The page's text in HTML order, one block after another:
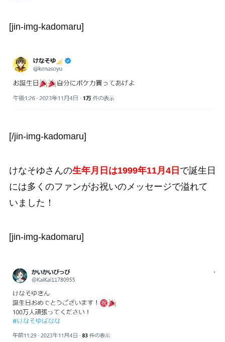
[jin-img-kadomaru]
[/jin-img-kadomaru]
けなそゆさんの生年月日は1999年11月4日 で誕生日
には多くのファンがお祝いのメッセージで溢れて
いました！
[jin-img-kadomaru]